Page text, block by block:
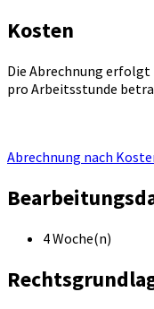
Kosten
Die Abrechnung
pro Arbeitsstunde
Abrechnung nach
4 Woche(n)